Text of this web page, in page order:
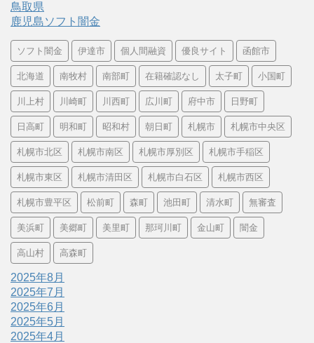
鳥取県
鹿児島ソフト闇金
ソフト闇金 伊達市 個人間融資 優良サイト 函館市
北海道 南牧村 南部町 在籍確認なし 太子町 小国町
川上村 川崎町 川西町 広川町 府中市 日野町
日高町 明和町 昭和村 朝日町 札幌市 札幌市中央区
札幌市北区 札幌市南区 札幌市厚別区 札幌市手稲区
札幌市東区 札幌市清田区 札幌市白石区 札幌市西区
札幌市豊平区 松前町 森町 池田町 清水町 無審査
美浜町 美郷町 美里町 那珂川町 金山町 闇金
高山村 高森町
2025年8月
2025年7月
2025年6月
2025年5月
2025年4月